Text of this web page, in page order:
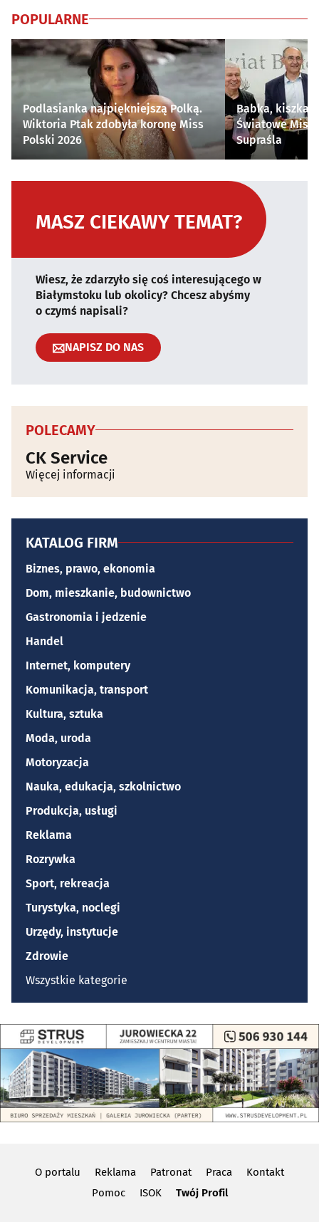
POPULARNE
Podlasianka najpiękniejszą Polką.
Wiktoria Ptak zdobyła koronę Miss
Polski 2026
Babka, kiszka i
Światowe
Supraśla
MASZ CIEKAWY TEMAT?
Wiesz, że zdarzyło się coś interesującego w
Białymstoku lub okolicy? Chcesz abyśmy
o czymś napisali?
NAPISZ DO NAS
POLECAMY
CK Service
Więcej informacji
KATALOG FIRM
Biznes, prawo, ekonomia
Dom, mieszkanie, budownictwo
Gastronomia i jedzenie
Handel
Internet, komputery
Komunikacja, transport
Kultura, sztuka
Moda, uroda
Motoryzacja
Nauka, edukacja, szkolnictwo
Produkcja, usługi
Reklama
Rozrywka
Sport, rekreacja
Turystyka, noclegi
Urzędy, instytucje
Zdrowie
Wszystkie kategorie
O portalu Reklama Patronat Praca
Kontakt
Pomoc
ISOK Twój Profil